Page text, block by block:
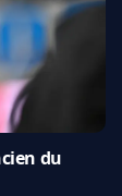
du